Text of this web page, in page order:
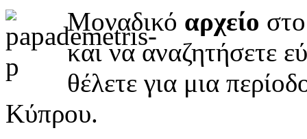
Μοναδικό αρχείο
και να αναζητήσετε
θέλετε για μια
Κύπρου.